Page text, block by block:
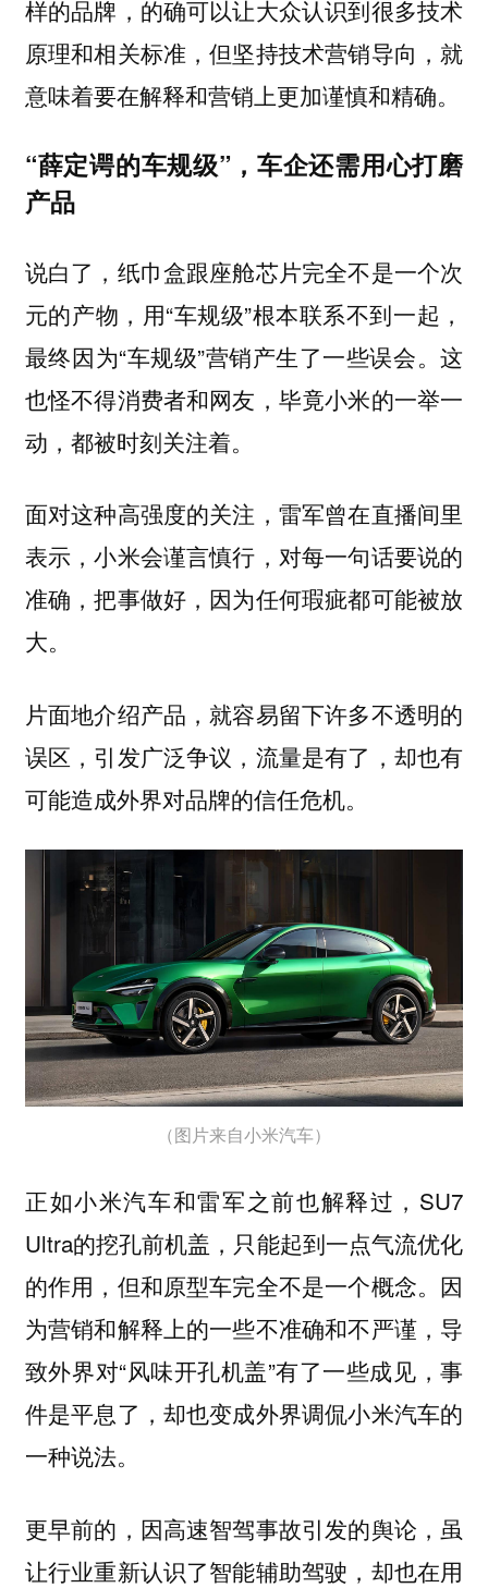
样的品牌，的确可以让大众认识到很多技术
原理和相关标准，但坚持技术营销导向，就
意味着要在解释和营销上更加谨慎和精确。
“薛定谔的车规级”，车企还需用心打磨
产品
说白了，纸巾盒跟座舱芯片完全不是一个次
元的产物，用“车规级”根本联系不到一起，
最终因为“车规级”营销产生了一些误会。这
也怪不得消费者和网友，毕竟小米的一举一
动，都被时刻关注着。
面对这种高强度的关注，雷军曾在直播间里
表示，小米会谨言慎行，对每一句话要说的
准确，把事做好，因为任何瑕疵都可能被放
大。
片面地介绍产品，就容易留下许多不透明的
误区，引发广泛争议，流量是有了，却也有
可能造成外界对品牌的信任危机。
（图片来自小米汽车）
正如小米汽车和雷军之前也解释过，SU7
Ultra的挖孔前机盖，只能起到一点气流优化
的作用，但和原型车完全不是一个概念。因
为营销和解释上的一些不准确和不严谨，导
致外界对“风味开孔机盖”有了一些成见，事
件是平息了，却也变成外界调侃小米汽车的
一种说法。
更早前的，因高速智驾事故引发的舆论，虽
让行业重新认识了智能辅助驾驶，却也在用